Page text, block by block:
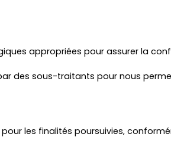
appropriées pour assurer la
des sous-traitants pour nous
les finalités poursuivies,